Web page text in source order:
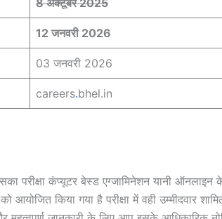
8 अक्टूबर 2025
12 जनवरी 2026
03 जनवरी 2026
careers.bhel.in
परीक्षा कंप्यूटर बेस्ड एग्जामिनेशन यानी ऑनलाइन
किया गया है परीक्षा में वही उम्मीदवार